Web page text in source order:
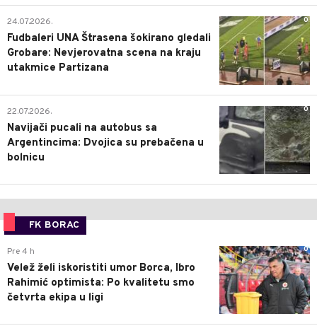
0
24.07.2026.
Fudbaleri UNA Štrasena šokirano gledali
Grobare: Nevjerovatna scena na kraju
utakmice Partizana
0
22.07.2026.
Navijači pucali na autobus sa
Argentincima: Dvojica su prebačena u
bolnicu
FK BORAC
0
Pre 4 h
Velež želi iskoristiti umor Borca, Ibro
Rahimić optimista: Po kvalitetu smo
četvrta ekipa u ligi